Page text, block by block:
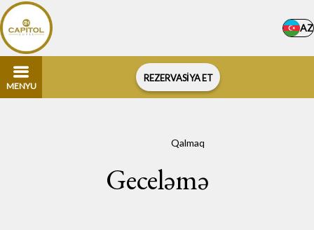
AZ
MENYU
REZERVASİYA ET
Qalmaq
Geceləmə